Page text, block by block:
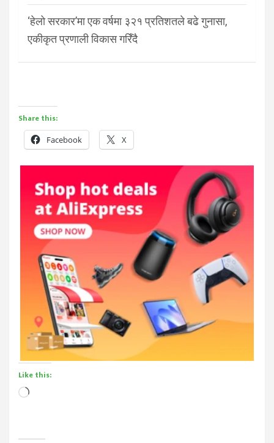
‘हेलो सरकार’मा एक वर्षमा ३२१ प्रतिशतले बढे गुनासा,
एकीकृत प्रणाली विकास गरिँदै
Share this:
Facebook X
Like this:
Loading…